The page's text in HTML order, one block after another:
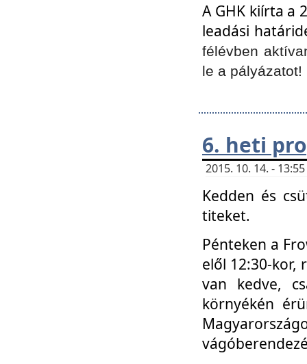
A GHK kiírta a
leadási
félévben
le a pályázatot!
6. heti
2015. 10. 14. -
Kedden és
titeket.
Pénteken a
elől 12:30-kor,
van kedve,
környékén